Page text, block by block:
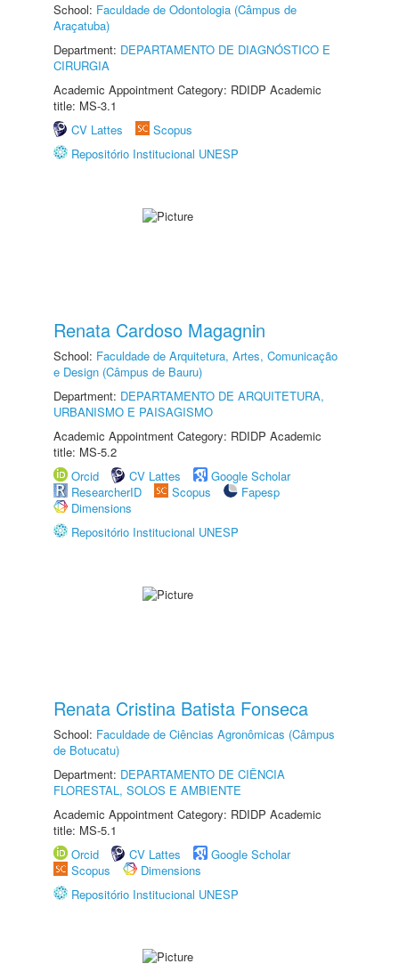
School: Faculdade de Odontologia (Câmpus de
Araçatuba)
Department: DEPARTAMENTO DE DIAGNÓSTICO E
CIRURGIA
Academic Appointment Category: RDIDP Academic
title: MS-3.1
CV Lattes
Scopus
Repositório Institucional UNESP
Renata Cardoso Magagnin
School: Faculdade de Arquitetura, Artes, Comunicação
e Design (Câmpus de Bauru)
Department: DEPARTAMENTO DE ARQUITETURA,
URBANISMO E PAISAGISMO
Academic Appointment Category: RDIDP Academic
title: MS-5.2
Orcid
CV Lattes
Google Scholar
ResearcherID
Scopus
Fapesp
Dimensions
Repositório Institucional UNESP
Renata Cristina Batista Fonseca
School: Faculdade de Ciências Agronômicas (Câmpus
de Botucatu)
Department: DEPARTAMENTO DE CIÊNCIA
FLORESTAL, SOLOS E AMBIENTE
Academic Appointment Category: RDIDP Academic
title: MS-5.1
Orcid
CV Lattes
Google Scholar
Scopus
Dimensions
Repositório Institucional UNESP